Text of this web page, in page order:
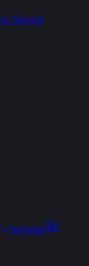
Takvimi
Terminal